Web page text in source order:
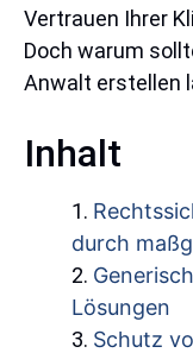
Vertrauen Ihrer
Doch warum
Anwalt erstellen
Inhalt
durch
Lösungen
Schutz